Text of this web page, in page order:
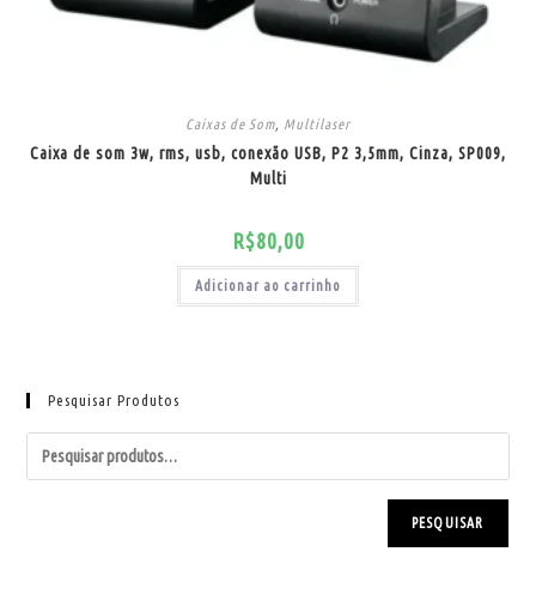
Caixas de Som, Multilaser
Caixa de som 3w, rms, usb, conexão USB, P2 3,5mm, Cinza, SP009,
Multi
R$80,00
Adicionar ao carrinho
Pesquisar Produtos
PESQUISAR